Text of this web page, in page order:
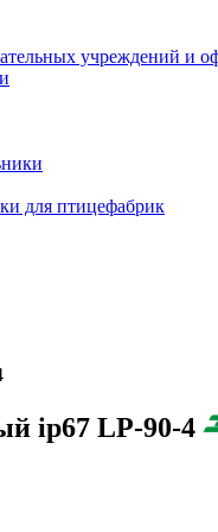
учреждений и
для птицефабрик
ip67 LP-90-4